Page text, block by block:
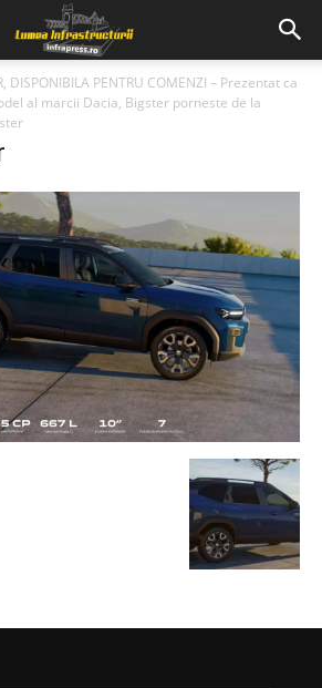
DISPONIBILA PENTRU COMENZI – Prezentat ca
al marcii Dacia, Bigster porneste de la